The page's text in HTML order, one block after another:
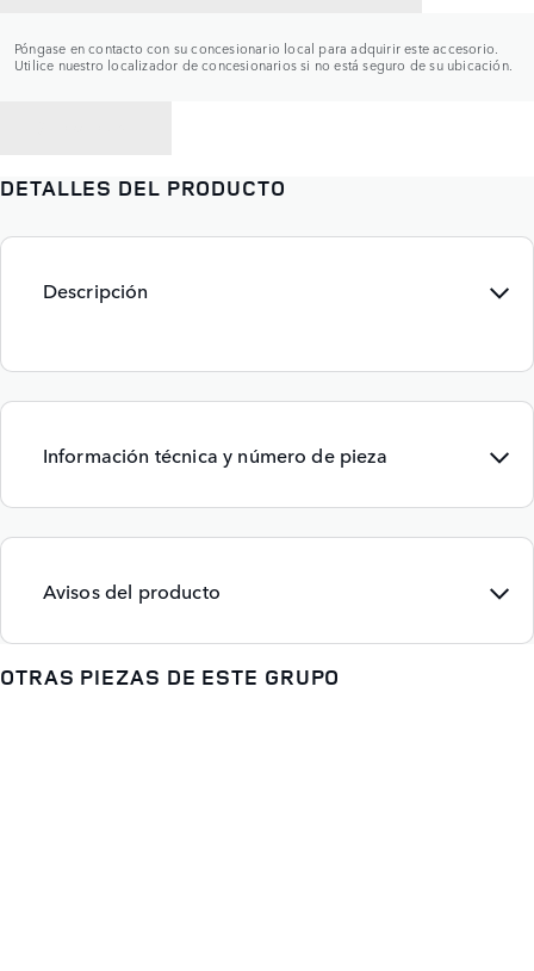
Póngase en contacto con su concesionario local para adquirir este accesorio.
Utilice nuestro localizador de concesionarios si no está seguro de su ubicación.
DETALLES DEL PRODUCTO
Descripción
Información técnica y número de pieza
Avisos del producto
OTRAS PIEZAS DE ESTE GRUPO